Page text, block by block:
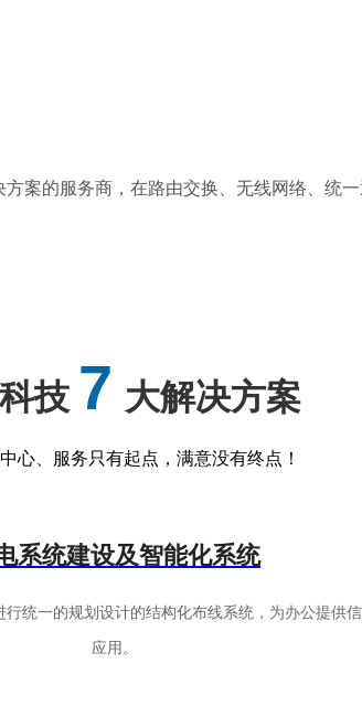
案的服务商，在路由交换、无线网络、统
技 7 大解决方案
心、服务只有起点，满意没有终点！
系统建设及智能化系统
统一的规划设计的结构化布线系统，为办公提供
应用。